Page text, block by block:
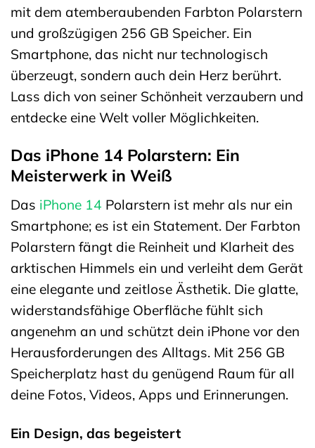
mit dem atemberaubenden Farbton Polarstern
und großzügigen 256 GB Speicher. Ein
Smartphone, das nicht nur technologisch
überzeugt, sondern auch dein Herz berührt.
Lass dich von seiner Schönheit verzaubern und
entdecke eine Welt voller Möglichkeiten.
Das iPhone 14 Polarstern: Ein
Meisterwerk in Weiß
Das iPhone 14 Polarstern ist mehr als nur ein
Smartphone; es ist ein Statement. Der Farbton
Polarstern fängt die Reinheit und Klarheit des
arktischen Himmels ein und verleiht dem Gerät
eine elegante und zeitlose Ästhetik. Die glatte,
widerstandsfähige Oberfläche fühlt sich
angenehm an und schützt dein iPhone vor den
Herausforderungen des Alltags. Mit 256 GB
Speicherplatz hast du genügend Raum für all
deine Fotos, Videos, Apps und Erinnerungen.
Ein Design, das begeistert